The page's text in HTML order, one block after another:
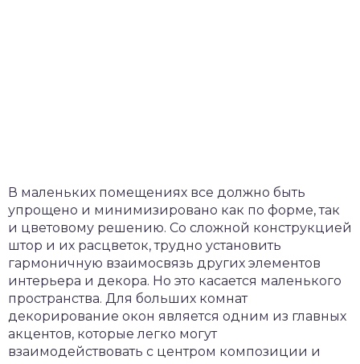
В маленьких помещениях все должно быть
упрощено и минимизировано как по форме, так
и цветовому решению. Со сложной конструкцией
штор и их расцветок, трудно установить
гармоничную взаимосвязь других элементов
интерьера и декора. Но это касается маленького
пространства. Для больших комнат
декорирование окон является одним из главных
акцентов, которые легко могут
взаимодействовать с центром композиции и